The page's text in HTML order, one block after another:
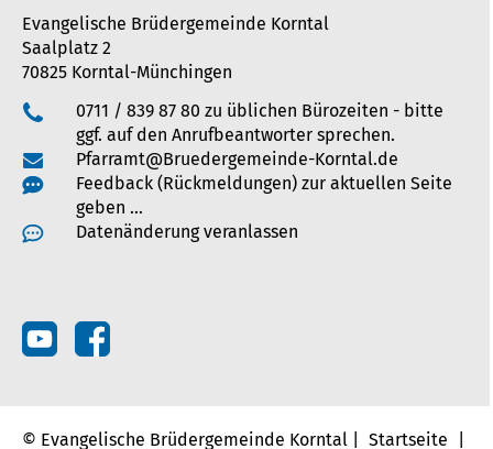
Evangelische Brüdergemeinde Korntal
Saalplatz 2
70825 Korntal-Münchingen
0711 / 839 87 80 zu üblichen Bürozeiten - bitte
ggf. auf den Anrufbeantworter sprechen.
Pfarramt@Bruedergemeinde-Korntal.de
Feedback (Rückmeldungen) zur aktuellen Seite
geben …
Datenänderung veranlassen
© Evangelische Brüdergemeinde Korntal | Startseite